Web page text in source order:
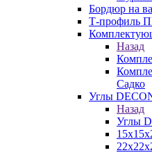
Бордюр на
Т-профиль
Назад
Садко
Углы
Назад
Углы